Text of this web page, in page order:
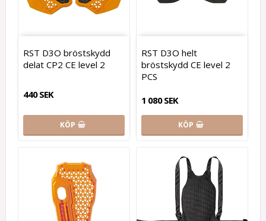
RST D3O bröstskydd
delat CP2 CE level 2
440 SEK
KÖP
RST D3O helt
bröstskydd CE level 2
PCS
1 080 SEK
KÖP